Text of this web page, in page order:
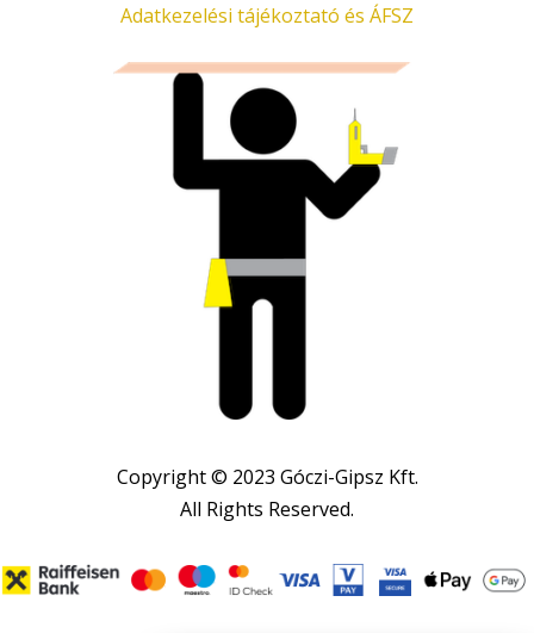
Adatkezelési tájékoztató és ÁFSZ
Copyright © 2023 Góczi-Gipsz Kft.
All Rights Reserved.